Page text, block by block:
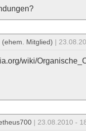
(ehem. Mitglied) |
wiki/
| 23.08.2010 -